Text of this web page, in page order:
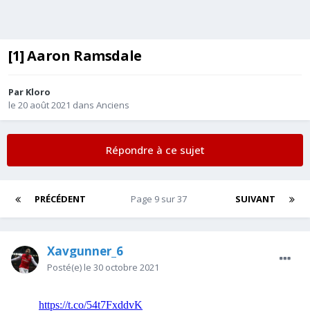
[1] Aaron Ramsdale
Par Kloro
le 20 août 2021 dans Anciens
Répondre à ce sujet
PRÉCÉDENT SUIVANT
Page 9 sur 37
Xavgunner_6
Posté(e) le 30 octobre 2021